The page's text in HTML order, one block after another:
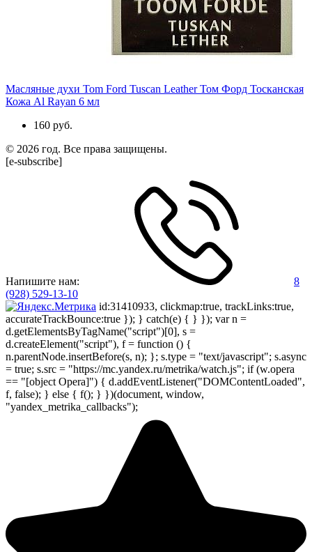
Масляные духи Tom Ford Tuscan Leather Том Форд Тосканская
Кожа Al Rayan 6 мл
160 руб.
© 2026 год. Все права защищены.
[e-subscribe]
Напишите нам:
8
(928) 529-13-10
id:31410933, clickmap:true, trackLinks:true,
accurateTrackBounce:true }); } catch(e) { } }); var n =
d.getElementsByTagName("script")[0], s =
d.createElement("script"), f = function () {
n.parentNode.insertBefore(s, n); }; s.type = "text/javascript"; s.async
= true; s.src = "https://mc.yandex.ru/metrika/watch.js"; if (w.opera
== "[object Opera]") { d.addEventListener("DOMContentLoaded",
f, false); } else { f(); } })(document, window,
"yandex_metrika_callbacks");